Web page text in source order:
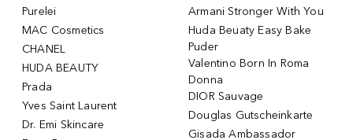
Purelei
MAC Cosmetics
CHANEL
HUDA BEAUTY
Prada
Yves Saint Laurent
Dr. Emi Skincare
Armani Stronger With You
Huda Beuaty Easy Bake
Puder
Valentino Born In Roma
Donna
DIOR Sauvage
Douglas Gutscheinkarte
Gisada Ambassador